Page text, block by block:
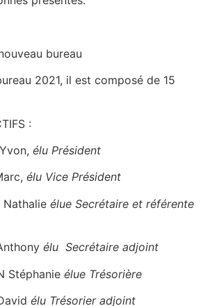
bureau
2021, il est composé de 15
:
élu Président
élu Vice Président
élue Secrétaire et référente
élu Secrétaire adjoint
élue Trésorière
élu Trésorier adjoint